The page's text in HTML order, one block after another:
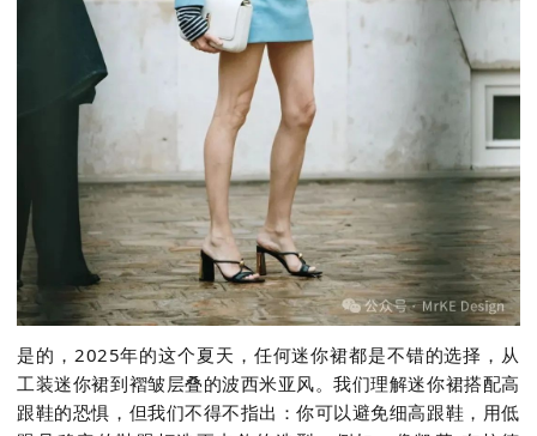
是的， 2025年的这个夏天，任何迷你裙都是不错的选择，从
工装迷你裙到褶皱层叠的波西米亚风。我们理解迷你裙搭配高
跟鞋的恐惧，但我们不得不指出：你可以避免细高跟鞋，用低